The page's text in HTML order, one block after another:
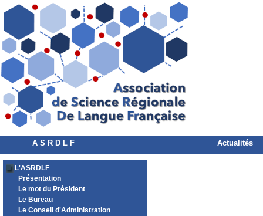
A S R D L F Actualités
L'ASRDLF
Présentation
Le mot du Président
Le Bureau
Le Conseil d'Administration